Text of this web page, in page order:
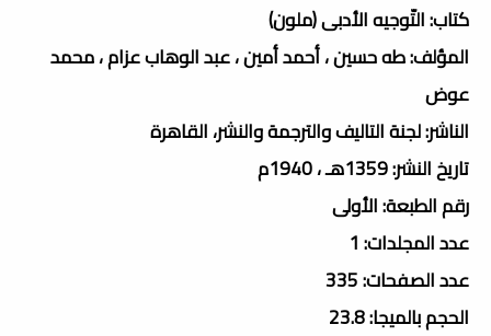
كتاب: التّوجيه الأدبى (ملون)
المؤلف: طه حسين ، أحمد أمين ، عبد الوهاب عزام ، محمد
عوض
الناشر: لجنة التاليف والترجمة والنشر، القاهرة
تاريخ النشر: 1359هـ ، 1940م
رقم الطبعة: الأولى
عدد المجلدات: 1
عدد الصفحات: 335
الحجم بالميجا: 23.8